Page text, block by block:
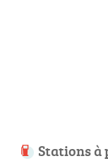
Stations